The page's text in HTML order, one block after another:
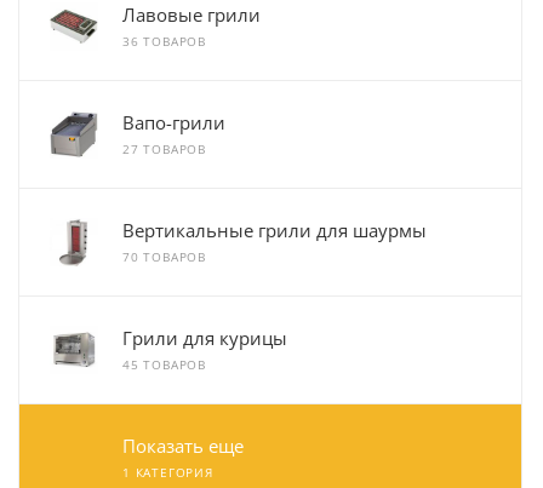
Лавовые грили
36 ТОВАРОВ
Вапо-грили
27 ТОВАРОВ
Вертикальные грили для шаурмы
70 ТОВАРОВ
Грили для курицы
45 ТОВАРОВ
Показать еще
1 КАТЕГОРИЯ